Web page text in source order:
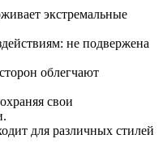
экстремальные
не подвержена
облегчают
свои
для различных стилей